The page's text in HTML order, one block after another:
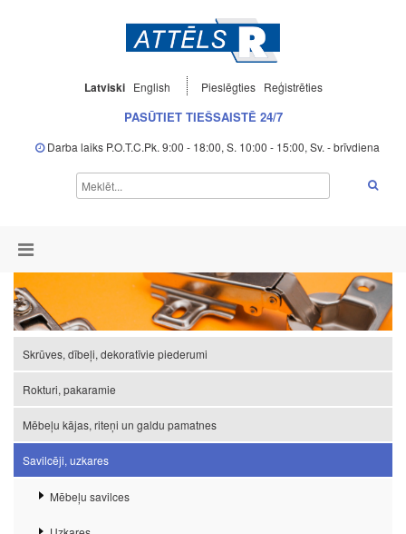
Latviski English Pieslēgties Reģistrēties
PASŪTIET TIEŠSAISTĒ 24/7
Darba laiks P.O.T.C.Pk. 9:00 - 18:00, S. 10:00 - 15:00, Sv. - brīvdiena
Skrūves, dībeļi, dekoratīvie piederumi
Rokturi, pakaramie
Mēbeļu kājas, riteņi un galdu pamatnes
Savilcēji, uzkares
Mēbeļu savilces